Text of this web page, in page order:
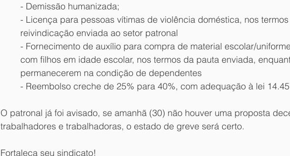
- Demissão humanizada;
- Licença para pessoas vítimas de violência doméstica, nos
reivindicação enviada ao setor patronal
- Fornecimento de auxílio para compra de material escolar/
com filhos em idade escolar, nos termos da pauta enviada,
permanecerem na condição de dependentes
- Reembolso creche de 25% para 40%, com adequação à lei
O patronal já foi avisado, se amanhã (30) não houver uma proposta
trabalhadores e trabalhadoras, o estado de greve será certo.
Fortaleça seu sindicato!